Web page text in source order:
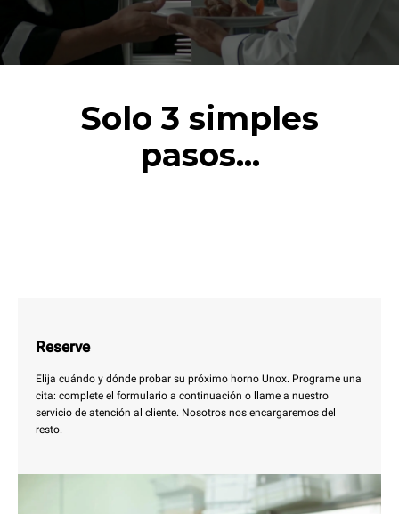
Solo 3 simples
pasos...
Reserve
Elija cuándo y dónde probar su próximo horno Unox. Programe una
cita: complete el formulario a continuación o llame a nuestro
servicio de atención al cliente. Nosotros nos encargaremos del
resto.